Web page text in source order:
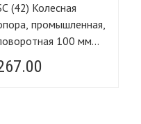
(42) Колесная
промышленная,
100 мм